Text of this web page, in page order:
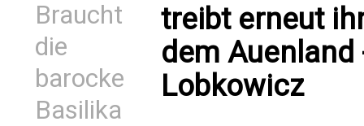
Braucht
die
barocke
Basilika
treibt erneut
dem
Lobkowicz